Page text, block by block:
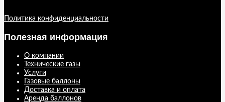
Политика конфиденциальности
Полезная информация
О компании
Технические газы
Услуги
Газовые баллоны
Доставка и оплата
Аренда баллонов